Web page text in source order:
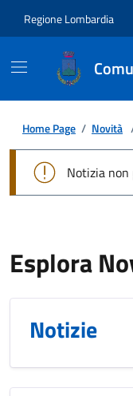
Regione Lombardia
Home Page / Novità
Notizia non
Esplora
Notizie